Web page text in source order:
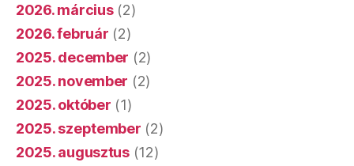
2026. március(2)
2026. február (2)
2025. december (2)
2025. november (2)
2025. október (1)
2025. szeptember (2)
2025. augusztus(12)